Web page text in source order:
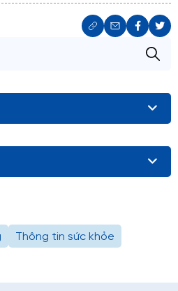
Thông tin sức khỏe